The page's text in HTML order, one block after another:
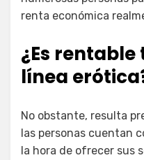
renta económica
¿Es
línea
No obstante, resulta
las personas cuentan
la hora de ofrecer sus